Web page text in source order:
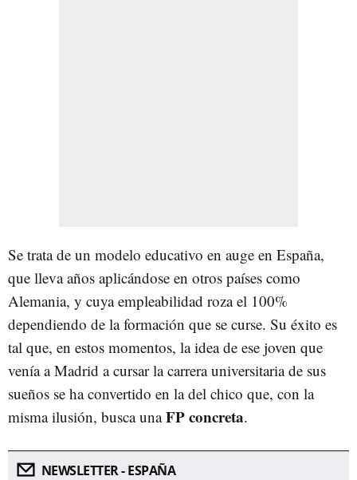
Se trata de un modelo educativo en auge en España,
que lleva años aplicándose en otros países como
Alemania, y cuya empleabilidad roza el 100%
dependiendo de la formación que se curse. Su éxito es
tal que, en estos momentos, la idea de ese joven que
venía a Madrid a cursar la carrera universitaria de sus
sueños se ha convertido en la del chico que, con la
misma ilusión, busca unaFP concreta.
NEWSLETTER - ESPAÑA